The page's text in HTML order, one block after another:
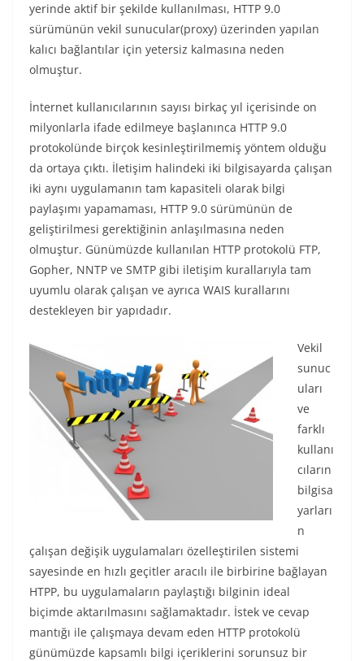
yerinde aktif bir şekilde kullanılması, HTTP 9.0
sürümünün vekil sunucular(proxy) üzerinden yapılan
kalıcı bağlantılar için yetersiz kalmasına neden
olmuştur.
İnternet kullanıcılarının sayısı birkaç yıl içerisinde on
milyonlarla ifade edilmeye başlanınca HTTP 9.0
protokolünde birçok kesinleştirilmemiş yöntem olduğu
da ortaya çıktı. İletişim halindeki iki bilgisayarda çalışan
iki aynı uygulamanın tam kapasiteli olarak bilgi
paylaşımı yapamaması, HTTP 9.0 sürümünün de
geliştirilmesi gerektiğinin anlaşılmasına neden
olmuştur. Günümüzde kullanılan HTTP protokolü FTP,
Gopher, NNTP ve SMTP gibi iletişim kurallarıyla tam
uyumlu olarak çalışan ve ayrıca WAIS kurallarını
destekleyen bir yapıdadır.
Vekil
sunuc
uları
ve
farklı
kullanı
cıların
bilgisa
yarları
n
çalışan değişik uygulamaları özelleştirilen sistemi
sayesinde en hızlı geçitler aracılı ile birbirine bağlayan
HTPP, bu uygulamaların paylaştığı bilginin ideal
biçimde aktarılmasını sağlamaktadır. İstek ve cevap
mantığı ile çalışmaya devam eden HTTP protokolü
günümüzde kapsamlı bilgi içeriklerini sorunsuz bir